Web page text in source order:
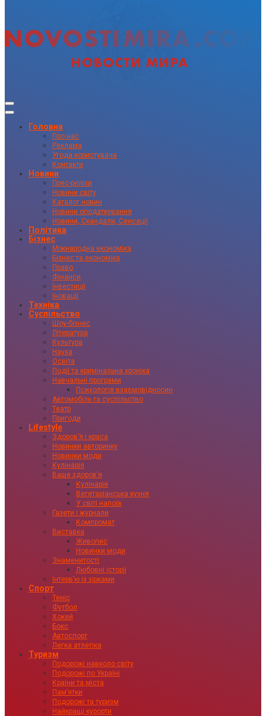
Головна
Про нас
Реклама
Угода користувача
Контакти
Новини
Прес-релізи
Новини світу
Каталог новин
Новини оподаткування
Новини, Скандали, Сенсації
Політика
Бізнес
Міжнародна економіка
Бізнес та економіка
Право
Фінанси
Інвестиції
Іновації
Техніка
Суспільство
Шоу-бізнес
Література
Культура
Наука
Освіта
Події та кримінальна хроніка
Навчальні програми
Психологія взаємовідносин
Автомобіль та суспільство
Театр
Пригоди
Lifestyle
Здоровʼя і краса
Новинки авторинку
Новинки моди
Кулінарія
Ваше здоровʼя
Кулінарія
Вегетаріанська кухня
У світі напоїв
Газети і журнали
Компромат
Виставка
Живопис
Новинки моди
Знаменитості
Любовні історії
Інтервʼю із зірками
Спорт
Теніс
Футбол
Хокей
Бокс
Автоспорт
Легка атлетіка
Туризм
Подорожі навколо світу
Подорожі по Україні
Країни та міста
Пам’ятки
Подорожі та туризм
Найкращі курорти